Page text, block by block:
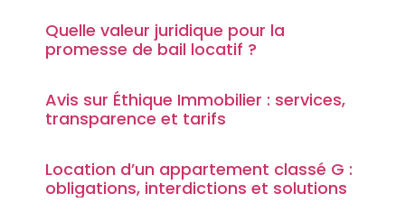
Quelle valeur juridique pour la
promesse de bail locatif ?
Avis sur Éthique Immobilier : services,
transparence et tarifs
Location d’un appartement classé G :
obligations, interdictions et solutions